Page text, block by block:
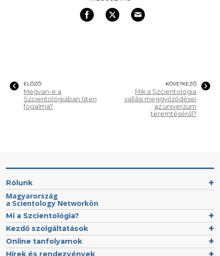
ELŐZŐ
Megvan-e a
Szcientológiában Isten
fogalma?
KÖVETKEZŐ
Mik a Szcientológia
vallási meggyőződései
az univerzum
teremtéséről?
Rólunk
Magyarország
a Scientology Networkön
Mi a Szcientológia?
Kezdő szolgáltatások
Online tanfolyamok
Hírek és rendezvények